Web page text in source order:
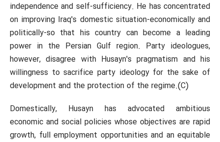
independence and self-sufficiency. He has concentrated
on improving Iraq's domestic situation-economically and
politically-so that his country can become a leading
power in the Persian Gulf region. Party ideologues,
however, disagree with Husayn's pragmatism and his
willingness to sacrifice party ideology for the sake of
development and the protection of the regime.(C)
Domestically, Husayn has advocated ambitious
economic and social policies whose objectives are rapid
growth, full employment opportunities and an equitable